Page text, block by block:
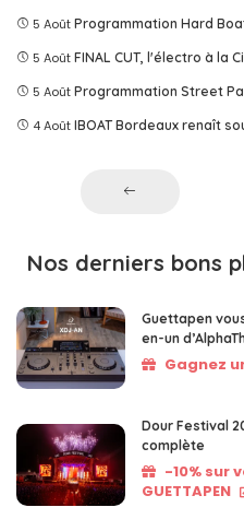
5 Août Programmation Hard
5 Août FINAL CUT, l'électro à la
5 Août Programmation Street
4 Août IBOAT Bordeaux renaît
Nos derniers bons
Guettapen
en-un
Gagnez
Dour Festival
complète
-10% sur
GUETTAPEN